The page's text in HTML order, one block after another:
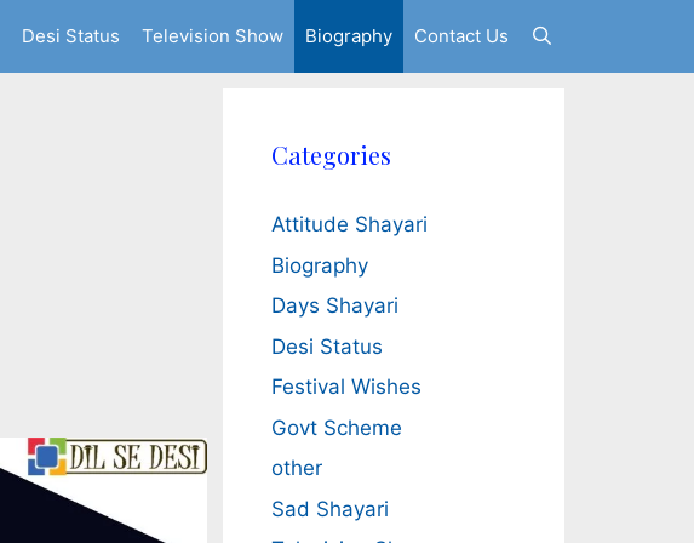
Desi Status Television Show Biography Contact Us
Categories
Attitude Shayari
Biography
Days Shayari
Desi Status
Festival Wishes
Govt Scheme
other
Sad Shayari